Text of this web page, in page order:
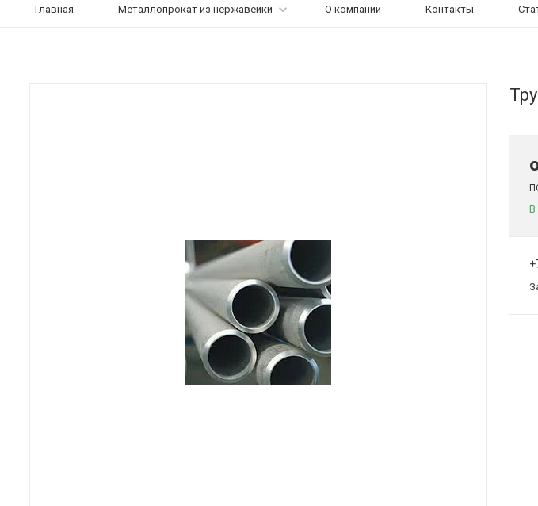
Главная Металлопрокат из нержавейки О компании Контакты
В